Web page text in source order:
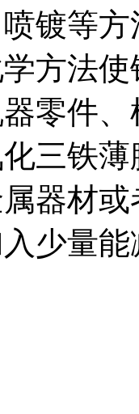
镀等
方法
零件
三铁薄
器材
少量